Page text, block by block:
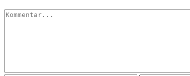
Kommentar